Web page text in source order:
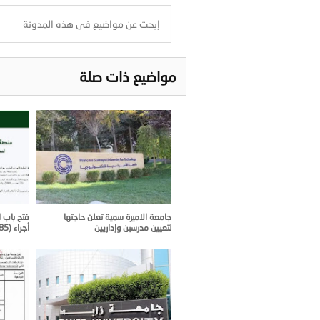
مواضيع ذات صلة
جامعة الاميرة سمية تعلن حاجتها
لتعيين مدرسين وإداريين
فتح باب
أجراء (185 منصب)